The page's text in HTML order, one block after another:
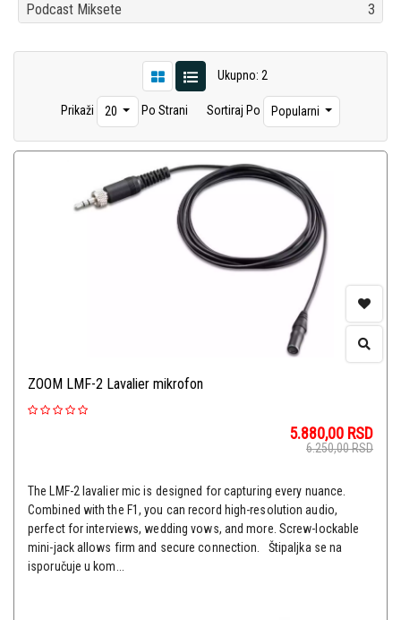
Podcast Miksete
3
Ukupno: 2
Prikaži 20 Po Strani Sortiraj Po Popularni
ZOOM LMF-2 Lavalier mikrofon
5.880,00 RSD
6.250,00RSD
The LMF-2 lavalier mic is designed for capturing every nuance.
Combined with the F1, you can record high-resolution audio,
perfect for interviews, wedding vows, and more. Screw-lockable
mini-jack allows firm and secure connection. Štipaljka se na
isporučuje u kom...